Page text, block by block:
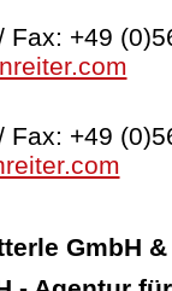
Fax: +49
Fax: +49
GmbH &